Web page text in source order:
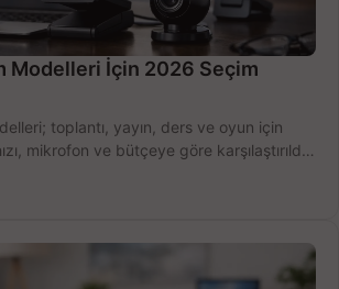
Modelleri İçin 2026 Seçim
toplantı, yayın, ders ve oyun için
mikrofon ve bütçeye göre karşılaştırıldı.